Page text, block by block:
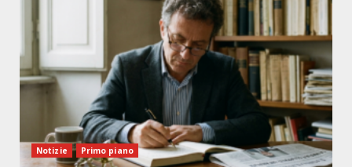
Notizie Primo piano